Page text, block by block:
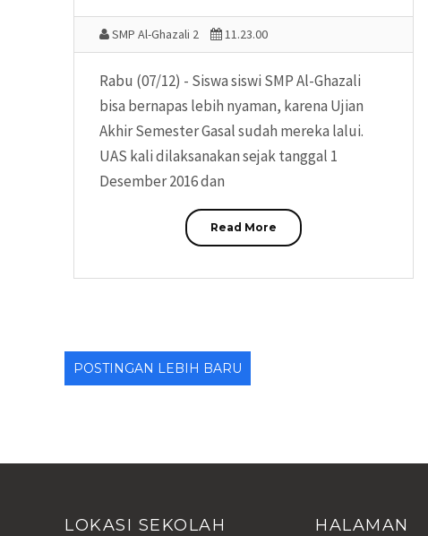
SMP Al-Ghazali 2 11.23.00
Rabu (07/12) - Siswa siswi SMP Al-Ghazali
bisa bernapas lebih nyaman, karena Ujian
Akhir Semester Gasal sudah mereka lalui.
UAS kali dilaksanakan sejak tanggal 1
Desember 2016 dan
Read More
POSTINGAN LEBIH BARU
LOKASI SEKOLAH HALAMAN